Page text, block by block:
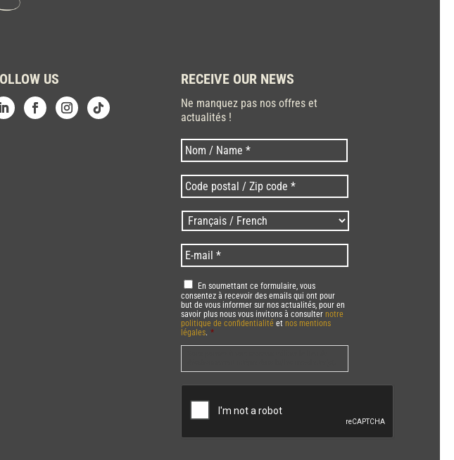
US RECEIVE OUR NEWS
Ne manquez pas nos offres et
actualités !
Nom * Last
Code
postal
/
Zip
* *
Langues
/
Language *
E-
mail *
RGPD *
En soumettant ce formulaire, vous
consentez à recevoir des emails qui ont pour
but de vous informer sur nos actualités, pour en
savoir plus nous vous invitons à consulternotre
politique de confidentialité etnos mentions
légales. *